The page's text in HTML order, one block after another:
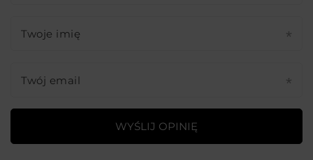
Twoje imię
Twój email
WYŚLIJ OPINIĘ